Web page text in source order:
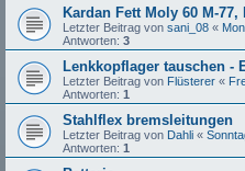
Kardan Fett Moly 60 M-77,
Letzter Beitrag von sani_08 «
Antworten: 3
Lenkkopflager tauschen -
Letzter Beitrag von Flüsterer «
Antworten: 1
Stahlflex bremsleitungen
Letzter Beitrag von Dahli «
Antworten: 1